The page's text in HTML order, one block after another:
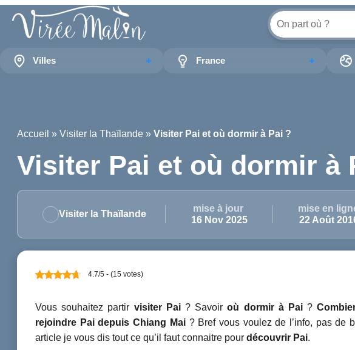
Villes France
Accueil » Visiter la Thaïlande » Visiter Pai et où dormir à Pai ?
Visiter Pai et où dormir à
Visiter la Thaïlande
mise à jour
16 Nov 2025
mise en
22 Août
4.7/5 - (15 votes)
Vous souhaitez partir visiter Pai? Savoiroù dormir à Pai?
rejoindre Pai depuis Chiang Mai? Bref vous voulez de l’info, pas de
article je vous dis tout ce qu’il faut connaitre pour découvrir Pai.